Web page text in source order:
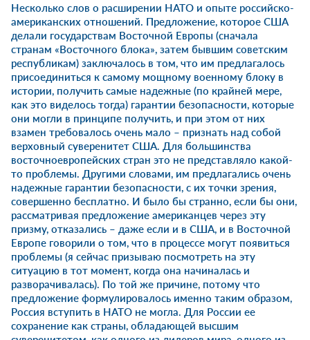
Несколько слов о расширении НАТО и опыте российско-
американских отношений. Предложение, которое США
делали государствам Восточной Европы (сначала
странам «Восточного блока», затем бывшим советским
республикам) заключалось в том, что им предлагалось
присоединиться к самому мощному военному блоку в
истории, получить самые надежные (по крайней мере,
как это виделось тогда) гарантии безопасности, которые
они могли в принципе получить, и при этом от них
взамен требовалось очень мало – признать над собой
верховный суверенитет США. Для большинства
восточноевропейских стран это не представляло какой-
то проблемы. Другими словами, им предлагались очень
надежные гарантии безопасности, с их точки зрения,
совершенно бесплатно. И было бы странно, если бы они,
рассматривая предложение американцев через эту
призму, отказались – даже если и в США, и в Восточной
Европе говорили о том, что в процессе могут появиться
проблемы (я сейчас призываю посмотреть на эту
ситуацию в тот момент, когда она начиналась и
разворачивалась). По той же причине, потому что
предложение формулировалось именно таким образом,
Россия вступить в НАТО не могла. Для России ее
сохранение как страны, обладающей высшим